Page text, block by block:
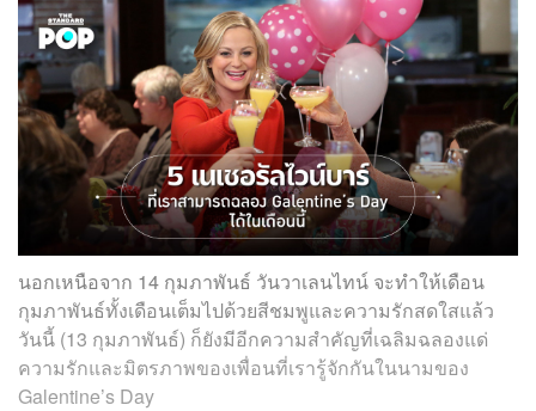
นอกเหนือจาก 14 กุมภาพันธ์ วันวาเลนไทน์ จะทำให้เดือน
กุมภาพันธ์ทั้งเดือนเต็มไปด้วยสีชมพูและความรักสดใสแล้ว
วันนี้ (13 กุมภาพันธ์) ก็ยังมีอีกความสำคัญที่เฉลิมฉลองแด่
ความรักและมิตรภาพของเพื่อนที่เรารู้จักกันในนามของ
Galentine’s Day